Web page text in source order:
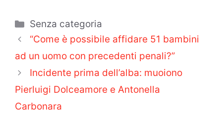
Categorie
Senza categoria
“Come è possibile affidare 51 bambini
ad un uomo con precedenti penali?”
Incidente prima dell’alba: muoiono
Pierluigi Dolceamore e Antonella
Carbonara